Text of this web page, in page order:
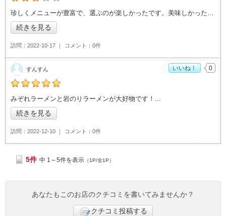
なーちゃんの「がんこや かるがん つくば店>」おすすめ度：3 珍しくメニューが豊富で、選ぶのが楽しかったです。美味しかった〜！
続きを見る
訪問 2022-10-17 コメント 0件
すんすんの「がんこや かるがん つくば店>」おすすめ度：
みぞれラーメンと岩のりラーメンが大好物です！
続きを見る
訪問 2022-12-10 コメント 0件
すんすん いいね！ 0
5件 中 1～5件を表示 （1P/全1P）
あなたもこのお店のクチコミを書いてみませんか？
クチコミ投稿する